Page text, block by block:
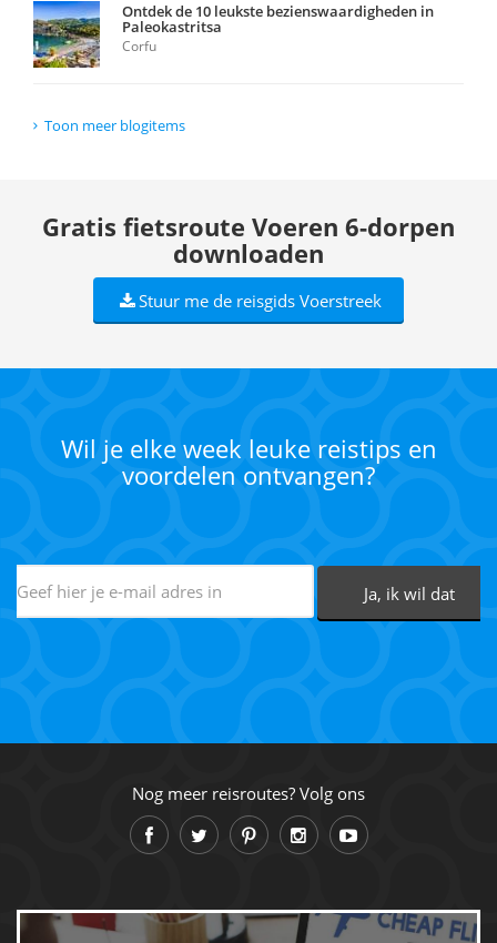
Ontdek de 10 leukste bezienswaardigheden in
Paleokastritsa
Corfu
Toon meer blogitems
Gratis fietsroute Voeren 6-dorpen
downloaden
Stuur me de reisgids Voerstreek
Wil je elke week leuke reistips en
voordelen ontvangen?
Nog meer reisroutes? Volg ons